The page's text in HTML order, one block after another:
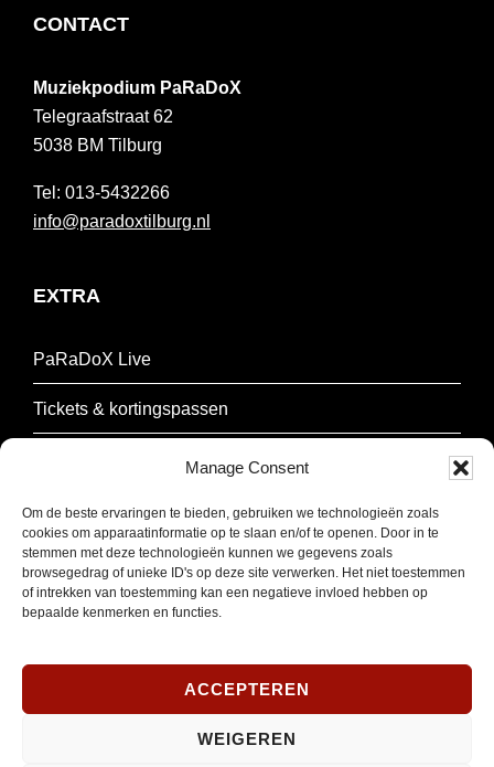
Manage Consent
Om de beste ervaringen te bieden, gebruiken we technologieën zoals
cookies om apparaatinformatie op te slaan en/of te openen. Door in te
stemmen met deze technologieën kunnen we gegevens zoals
browsegedrag of unieke ID's op deze site verwerken. Het niet toestemmen
of intrekken van toestemming kan een negatieve invloed hebben op
bepaalde kenmerken en functies.
ACCEPTEREN
WEIGEREN
FOOTER
CONTACT
Muziekpodium PaRaDoX
Telegraafstraat 62
5038 BM Tilburg
013-5432266
info@paradoxtilburg.nl
EXTRA
PaRaDoX Live
Tickets & kortingspassen
Over Paradox
Contact & Parkeren
Schrijf je in om onze nieuwsbrief te ontvangen.